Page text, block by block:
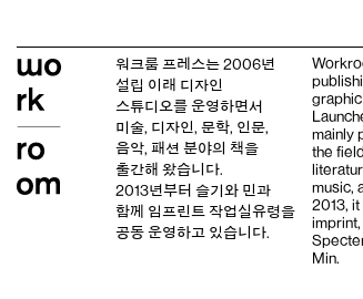
워크룸 프레스는 2006년
설립 이래 디자인
스튜디오를 운영하면서
미술, 디자인, 문학, 인문,
음악, 패션 분야의 책을
출간해 왔습니다.
2013년부터 슬기와 민과
함께 임프린트 작업실유령을
공동 운영하고 있습니다.
mainly
the
music,
2013, it
imprint,
Min.